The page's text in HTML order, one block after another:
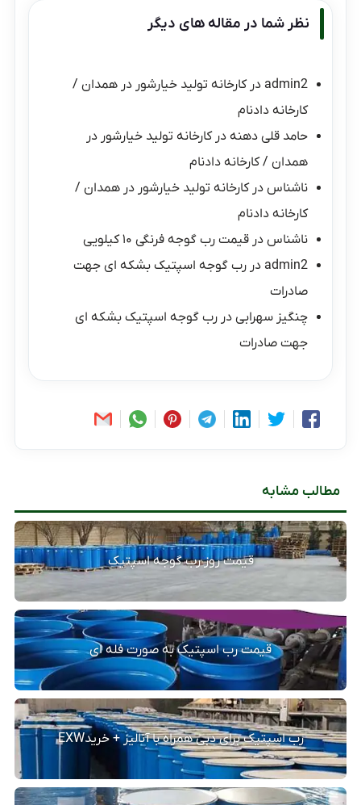
نظر شما در مقاله های دیگر
admin2 درکارخانه تولید خیارشور در همدان /
کارخانه دادنام
حامد قلی دهنه درکارخانه تولید خیارشور در
همدان / کارخانه دادنام
ناشناس درکارخانه تولید خیارشور در همدان /
کارخانه دادنام
ناشناس درقیمت رب گوجه فرنگی ۱۰ کیلویی
admin2 دررب گوجه اسپتیک بشکه ای جهت
صادرات
چنگیز سهرابی دررب گوجه اسپتیک بشکه ای
جهت صادرات
مطالب مشابه
قیمت روز رب گوجه اسپتیک
قیمت رب اسپتیک به صورت فله ای
رب اسپتیک برای دبی همراه با آنالیز + خریدEXW